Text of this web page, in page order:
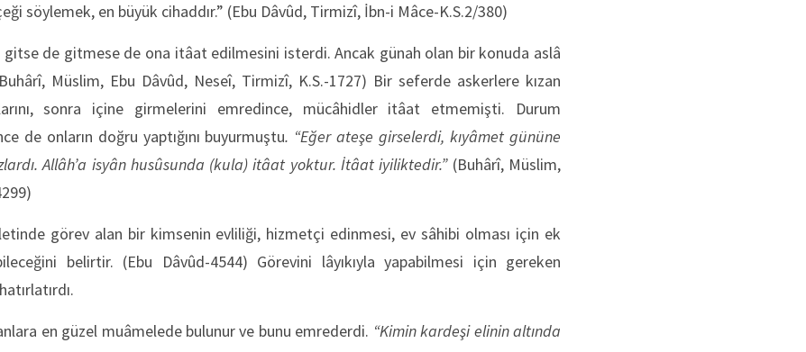
söylemek, en büyük cihaddır.” (Ebu Dâvûd, Tirmizî, İbn-i Mâce-K.S.2/380)
de gitmese de ona itâat edilmesini isterdi. Ancak günah olan bir konuda aslâ
Müslim, Ebu Dâvûd, Neseî, Tirmizî, K.S.-1727) Bir seferde askerlere kızan
sonra içine girmelerini emredince, mücâhidler itâat etmemişti. Durum
de onların doğru yaptığını buyurmuştu. “Eğer ateşe girselerdi, kıyâmet gününe
Allâh’a isyân husûsunda (kula)itâat yoktur. İtâatiyiliktedir.”(Buhârî, Müslim,
görev alan bir kimsenin evliliği, hizmetçi edinmesi, ev sâhibi olması için ek
belirtir. (Ebu Dâvûd-4544) Görevini lâyıkıyla yapabilmesi için gereken
en güzel muâmelede bulunur ve bunu emrederdi. “Kimin kardeşi elinin altında